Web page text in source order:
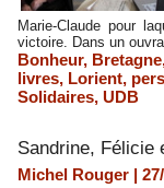
Marie-Claude pour
victoire. Dans un
Bonheur, Bretagne
livres, Lorient,
Solidaires, UDB
Sandrine, Félicie
Michel Rouger |